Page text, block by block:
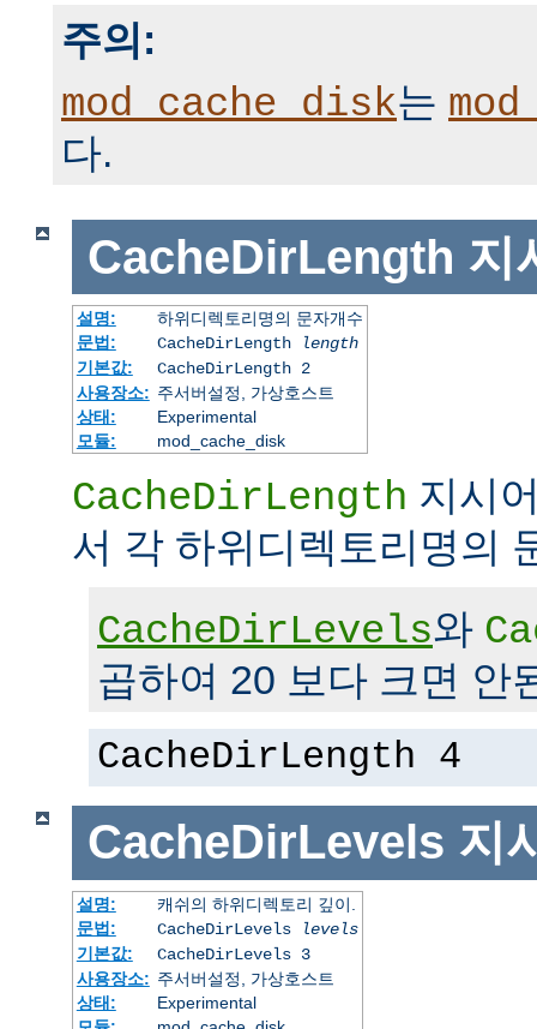
주의:
mod_cache_disk는
다.
CacheDirLength 지
설명:
하위디렉토리명의 문자개수
문법:
CacheDirLength
length
기본값:
CacheDirLength 2
사용장소: 주서버설정, 가상호스트
상태:
Experimental
모듈:
mod_cache_disk
CacheDirLength 지시
서 각 하위디렉토리명의
CacheDirLevels와
곱하여 20 보다 크면 안
CacheDirLength 4
CacheDirLevels 지
설명:
캐쉬의 하위디렉토리 깊이.
문법:
CacheDirLevels
levels
기본값:
CacheDirLevels 3
사용장소: 주서버설정, 가상호스트
상태:
Experimental